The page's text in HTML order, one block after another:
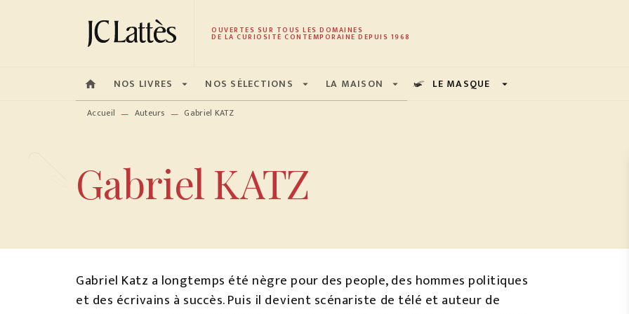
MENU RECHERCHE CONTENU PIED DE PAGE
OUVERTES SUR TOUS LES DOMAINES
DE LA CURIOSITÉ CONTEMPORAINE DEPUIS 1968
home NOS LIVRES arrow_drop_down NOS SÉLECTIONS arrow_drop_down LA MAISON arrow_drop_down LE MASQUE arrow_drop_down
Accueil — Auteurs — Gabriel KATZ
Gabriel KATZ
Gabriel Katz a longtemps été nègre pour des people, des hommes politiques
et des écrivains à succès. Puis il devient scénariste de télé et auteur de